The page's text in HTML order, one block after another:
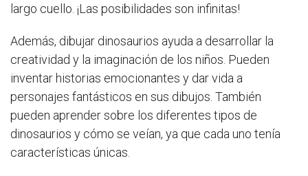
largo cuello. ¡Las posibilidades son infinitas!
Además, dibujar dinosaurios ayuda a desarrollar la
creatividad y la imaginación de los niños. Pueden
inventar historias emocionantes y dar vida a
personajes fantásticos en sus dibujos. También
pueden aprender sobre los diferentes tipos de
dinosaurios y cómo se veían, ya que cada uno tenía
características únicas.